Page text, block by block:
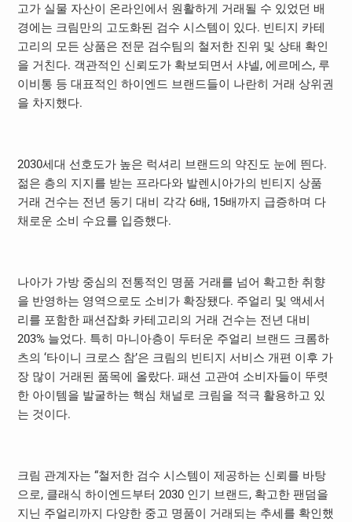
고가 실물 자산이 온라인에서 원활하게 거래될 수 있었던 배
경에는 크림만의 고도화된 검수 시스템이 있다. 빈티지 카테
고리의 모든 상품은 전문 검수팀의 철저한 진위 및 상태 확인
을 거친다. 객관적인 신뢰도가 확보되면서 샤넬, 에르메스, 루
이비통 등 대표적인 하이엔드 브랜드들이 나란히 거래 상위권
을 차지했다.
2030세대 선호도가 높은 럭셔리 브랜드의 약진도 눈에 띈다.
젊은 층의 지지를 받는 프라다와 발렌시아가의 빈티지 상품
거래 건수는 전년 동기 대비 각각 6배, 15배까지 급증하며 다
채로운 소비 수요를 입증했다.
나아가 가방 중심의 전통적인 명품 거래를 넘어 확고한 취향
을 반영하는 영역으로도 소비가 확장됐다. 주얼리 및 액세서
리를 포함한 패션잡화 카테고리의 거래 건수는 전년 대비
203% 늘었다. 특히 마니아층이 두터운 주얼리 브랜드 크롬하
츠의 ‘타이니 크로스 참’은 크림의 빈티지 서비스 개편 이후 가
장 많이 거래된 품목에 올랐다. 패션 고관여 소비자들이 뚜렷
한 아이템을 발굴하는 핵심 채널로 크림을 적극 활용하고 있
는 것이다.
크림 관계자는 “철저한 검수 시스템이 제공하는 신뢰를 바탕
으로, 클래식 하이엔드부터 2030 인기 브랜드, 확고한 팬덤을
지닌 주얼리까지 다양한 중고 명품이 거래되는 추세를 확인했